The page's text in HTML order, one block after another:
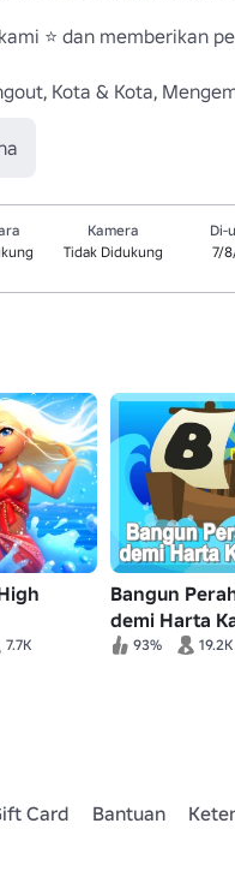
⭐ dan memberikan
Kota & Kota,
Kamera
Tidak Didukung
Di-
7/
7.7K
Bangun
demi Harta
93% 19.2K
Card Bantuan